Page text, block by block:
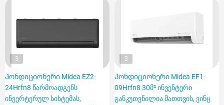
3
Კონდიციონერი Midea EZ2-
24Hrfn8 წარმოადგენს
ინვერტერულ სისტემას,
3
Კონდიციონერი Midea EF1-
09Hrfn8 30მ² ინვენტერი
განკუთვნილია მათთვის, ვინც